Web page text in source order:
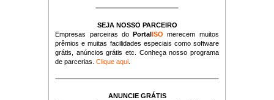
SEJA NOSSO PARCEIRO
Empresas parceiras doPortalISO merecem muitos
prêmios e muitas facilidades especiais como software
grátis, anúncios grátis etc. Conheça nosso programa
de parcerias.Clique aqui
ANUNCIE GRÁTIS